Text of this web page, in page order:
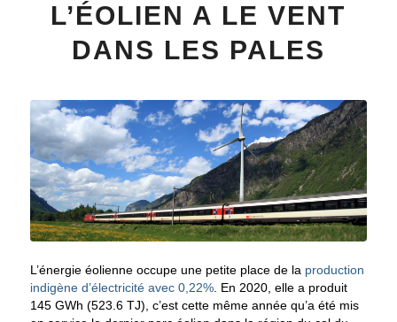
L’ÉOLIEN A LE VENT
DANS LES PALES
L’énergie éolienne occupe une petite place de la production
indigène d’électricité avec 0,22%. En 2020, elle a produit
145 GWh (523.6 TJ), c’est cette même année qu’a été mis